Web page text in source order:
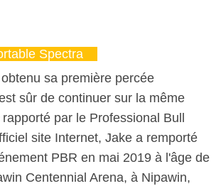
Spectra
sa première percée
sûr de continuer sur la même
par le Professional Bull
site Internet, Jake a remporté
PBR en mai 2019 à l'âge de
Centennial Arena, à Nipawin,